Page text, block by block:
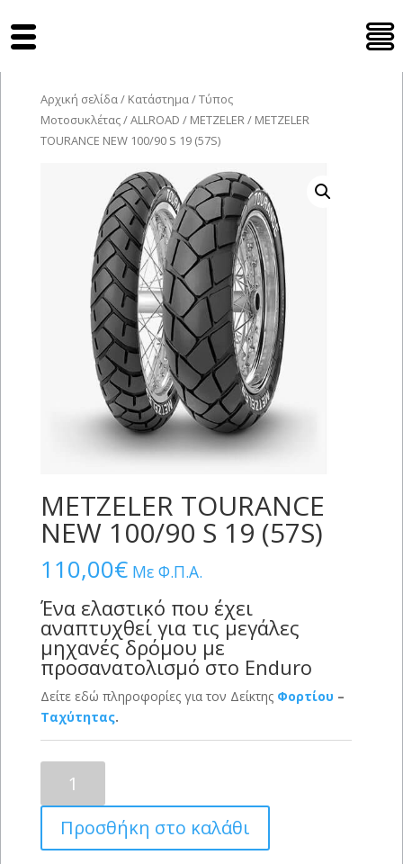
Αρχική σελίδα/ Κατάστημα/Τύπος
Μοτοσυκλέτας/ALLROAD / METZELER/ METZELER
TOURANCE NEW 100/90 S 19 (57S)
METZELER TOURANCE
NEW 100/90 S 19 (57S)
110,00€ Με Φ.Π.Α.
Ένα ελαστικό που έχει
αναπτυχθεί για τις μεγάλες
μηχανές δρόμου με
προσανατολισμό στο Enduro
Δείτε εδώ πληροφορίες για τον Δείκτης Φορτίου –
Ταχύτητας.
TOURANCE
NEW
100/90
S
Προσθήκη στο καλάθι